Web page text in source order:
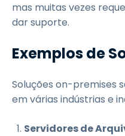
mas muitas vezes
dar suporte.
Exemplos de
Soluções on-premises
em várias indústrias e
Servidores de